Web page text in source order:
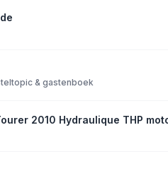
& gastenboek
2010 Hydraulique THP